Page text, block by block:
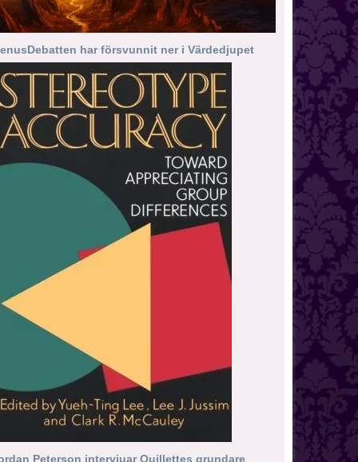
har försvunnit ner i Värdedjupet
Peterson intervjuar Quillettes grundare